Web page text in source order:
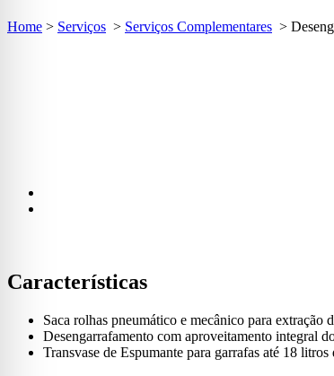
Home > Serviços > Serviços Complementares >
Características
Saca rolhas pneumático e mecânico para extração
Desengarrafamento com aproveitamento integral
Transvase de Espumante para garrafas até 18 litros